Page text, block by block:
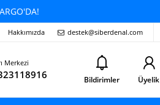
Hakkımızda destek@siberdenal.com
Merkezi
Bildirimler Üyelik